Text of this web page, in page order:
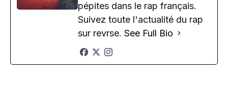
pépites dans le rap français.
Suivez toute l'actualité du rap
sur revrse. See Full Bio